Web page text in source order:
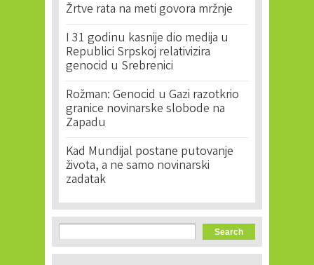
Žrtve rata na meti govora mržnje
I 31 godinu kasnije dio medija u
Republici Srpskoj relativizira
genocid u Srebrenici
Rožman: Genocid u Gazi razotkrio
granice novinarske slobode na
Zapadu
Kad Mundijal postane putovanje
života, a ne samo novinarski
zadatak
Search form
Search